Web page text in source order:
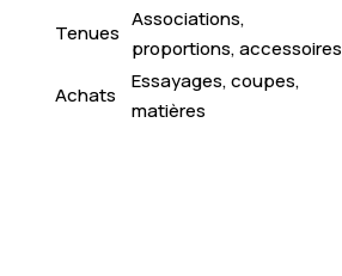
Tenues
Associations,
proportions, accessoires
Achats
Essayages, coupes,
matières